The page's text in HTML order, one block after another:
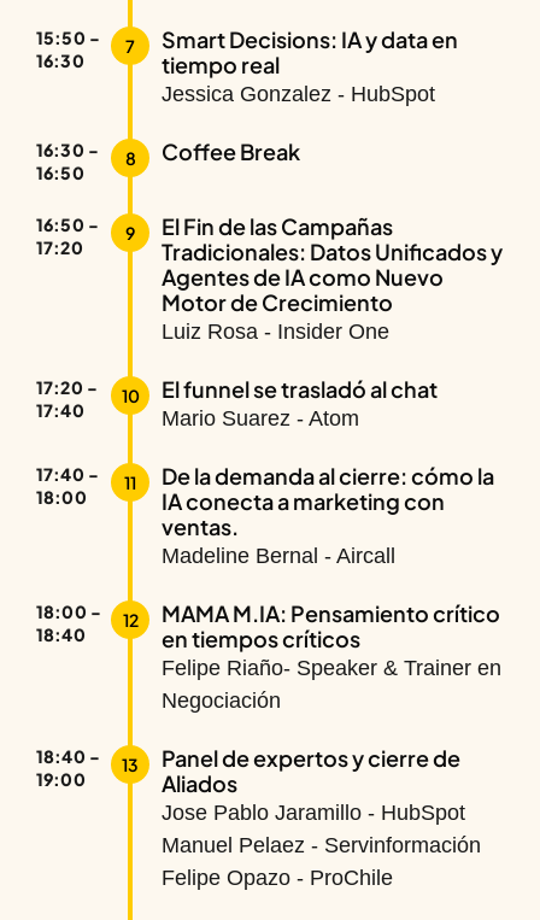
15:50 -
16:30
7
Smart Decisions: IA y data en
tiempo real
Jessica Gonzalez - HubSpot
16:30 -
16:50
8 Coffee Break
16:50 -
17:20
9
El Fin de las Campañas
Tradicionales: Datos Unificados y
Agentes de IA como Nuevo
Motor de Crecimiento
Luiz Rosa - Insider One
17:20 -
17:40
10 El funnel se trasladó al chat
Mario Suarez - Atom
17:40 -
18:00
11
De la demanda al cierre: cómo la
IA conecta a marketing con
ventas.
Madeline Bernal - Aircall
18:00 -
18:40
12
MAMA M.IA: Pensamiento crítico
en tiempos críticos
Felipe Riaño- Speaker & Trainer en
Negociación
18:40 -
19:00
13
Panel de expertos y cierre de
Aliados
Jose Pablo Jaramillo - HubSpot
Manuel Pelaez - Servinformación
Felipe Opazo - ProChile